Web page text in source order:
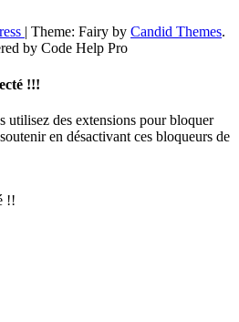
| Theme: Fairy by Candid Themes.
!!!
utilisez des extensions pour bloquer
en désactivant ces bloqueurs de
!!